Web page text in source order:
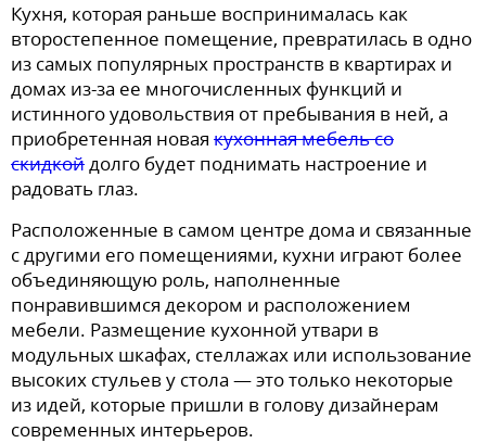
Кухня, которая раньше воспринималась как
второстепенное помещение, превратилась в одно
из самых популярных пространств в квартирах и
домах из-за ее многочисленных функций и
истинного удовольствия от пребывания в ней, а
приобретенная новая кухонная мебель со
скидкойдолго будет поднимать настроение и
радовать глаз.
Расположенные в самом центре дома и связанные
с другими его помещениями, кухни играют более
объединяющую роль, наполненные
понравившимся декором и расположением
мебели. Размещение кухонной утвари в
модульных шкафах, стеллажах или использование
высоких стульев у стола — это только некоторые
из идей, которые пришли в голову дизайнерам
современных интерьеров.